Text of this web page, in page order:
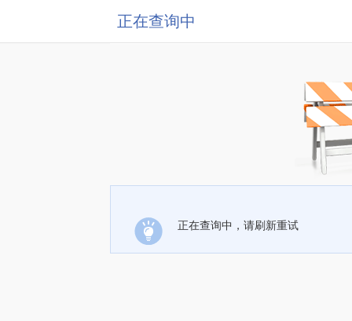
正在查询中
正在查询中，请刷新重试